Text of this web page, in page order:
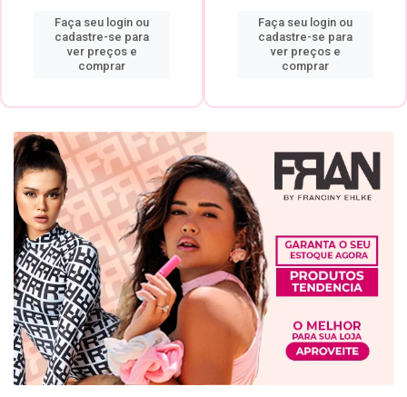
Faça seu login ou
cadastre-se para
ver preços e
comprar
Faça seu login ou
cadastre-se para
ver preços e
comprar